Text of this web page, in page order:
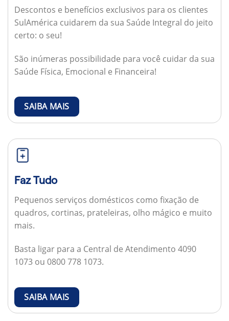
Descontos e benefícios exclusivos para os clientes
SulAmérica cuidarem da sua Saúde Integral do jeito
certo: o seu!
São inúmeras possibilidade para você cuidar da sua
Saúde Física, Emocional e Financeira!
SAIBA MAIS
Faz Tudo
Pequenos serviços domésticos como fixação de
quadros, cortinas, prateleiras, olho mágico e muito
mais.
Basta ligar para a Central de Atendimento 4090
1073 ou 0800 778 1073.
SAIBA MAIS